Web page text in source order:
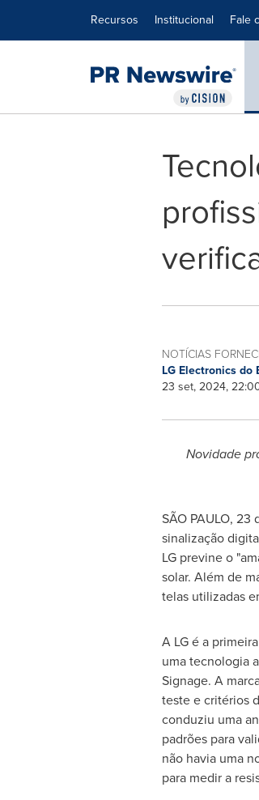
Recursos Institucional Fale
NOTÍCIAS
LG Electronics do
23 set, 2024,
Novidade
SÃO PAULO, 23
sinalização
LG previne o
solar. Além de
telas utilizadas
A LG é a
uma tecnologia
Signage. A
teste e critérios
conduziu uma
padrões para
não havia uma
para medir a